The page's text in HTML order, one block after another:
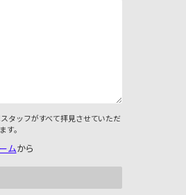
タッフがすべて拝見させていただ
す。
ムから